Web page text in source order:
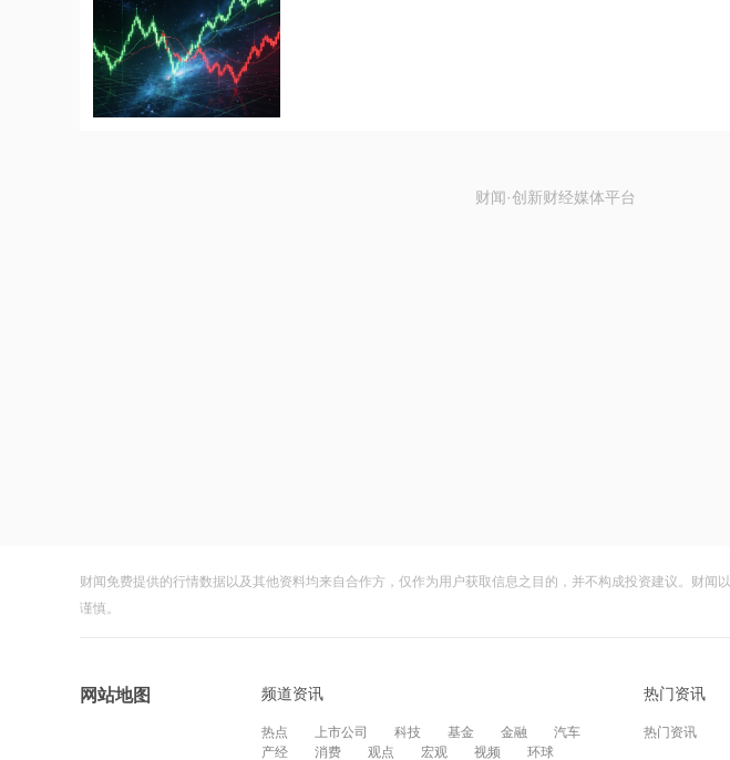
财闻·创新财经媒体平台
财闻免费提供的行情数据以及其他资料均来自合作方，仅作为用户获取信息之目的，并不构成投资建议。财
谨慎。
网站地图 频道资讯
热点 上市公司 科技 基金 金融
汽车
产经
消费 观点 宏观 视频 环球
热门资讯
热门资讯